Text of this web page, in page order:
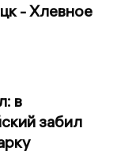
- Хлевное
в
забил